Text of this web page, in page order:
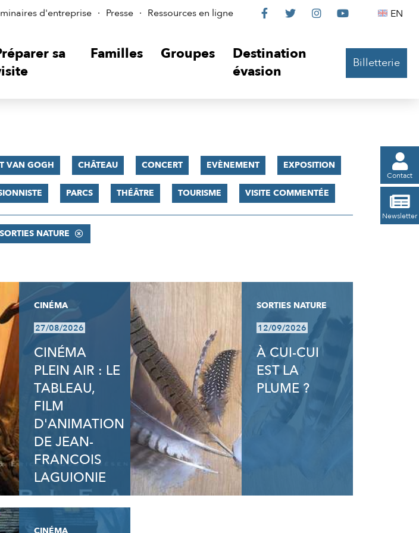
d'entreprise Presse Ressources en ligne
Le
sur

Le

Le

Le
 EN
sa
Familles Groupes
Destination
évasion
Billetterie

Contact

Newsletter
VAN GOGH CHÂTEAU CONCERT EVÈNEMENT EXPOSITION
PARCS THÉÂTRE TOURISME VISITE COMMENTÉE
SORTIES NATURE
CINÉMA
27/08/2026
CINÉMA
PLEIN AIR : LE
TABLEAU,
FILM
D'ANIMATION
DE JEAN-
FRANCOIS
LAGUIONIE
SORTIES NATURE
12/09/2026
À CUI-CUI
EST LA
PLUME ?